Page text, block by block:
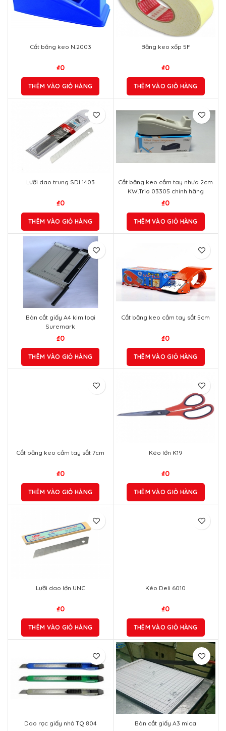
Cắt băng keo N.2003
₫0
THÊM VÀO GIỎ HÀNG
Băng keo xốp 5F
₫0
THÊM VÀO GIỎ HÀNG
Lưỡi dao trung SDI 1403
₫0
THÊM VÀO GIỎ HÀNG
Cắt băng keo cầm tay nhựa 2cm
KW.Trio 03305 chính hãng
₫0
THÊM VÀO GIỎ HÀNG
Bàn cắt giấy A4 kim loại
Suremark
₫0
THÊM VÀO GIỎ HÀNG
Cắt băng keo cầm tay sắt 5cm
₫0
THÊM VÀO GIỎ HÀNG
Cắt băng keo cầm tay sắt 7cm
₫0
THÊM VÀO GIỎ HÀNG
Kéo lớn K19
₫0
THÊM VÀO GIỎ HÀNG
Lưỡi dao lớn UNC
₫0
THÊM VÀO GIỎ HÀNG
Kéo Deli 6010
₫0
THÊM VÀO GIỎ HÀNG
Dao rọc giấy nhỏ TQ 804 Bàn cắt giấy A3 mica